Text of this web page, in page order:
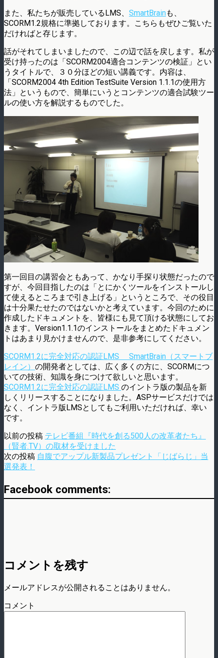
また、私たちが販売しているLMS、 SmartBrainも、
SCORM1.2規格に準拠しております。こちらもぜひご覧いた
だければと存じます。
話がそれてしまいましたので、この辺で話を戻します。私が
受け持ったのは「SCORM2004適合コンテンツの検証」とい
うタイトルで、３０分ほどの短い講義です。内容は、
「SCORM2004 4th Edition TestSuite Version 1.1.1の使用方
法」というもので、簡単にいうとコンテンツの適合試験ツー
ルの使い方を解説するものでした。
第一回目の講習会ともあって、かなり手探り状態だったので
すが、今回目指したのは「とにかくツールをインストールし
て使えるところまで引き上げる」というところで、その役目
は十分果たせたのではないかと考えています。今回のために
作成したドキュメントを、皆様にも見て頂ける状態にしてお
きます。Version1.1.1のインストールをまとめたドキュメン
トはあまり見かけませんので、是非参考にしてください。
SCORM1.2に完全対応の認証LMS SmartBrain（スマートブ
レイン） の開発者としては、広く多くの方に、SCORMにつ
いての技術、知識を身につけて欲しいと思います。
SCORM1.2に完全対応の認証LMS のイントラ版の製品を新
しくリリースすることになりました。ASPサービスだけでは
なく、イントラ版LMSとしてもご利用いただければ、幸い
です。
以前の投稿 テレビ番組『時代を創る500人の改革者たち』
（賢者.TV）の取材を受けました
次の投稿 自腹でアップル新製品プレゼント「じばらじ」当
選発表！
Facebook comments:
コメントを残す
メールアドレスが公開されることはありません。
コメント